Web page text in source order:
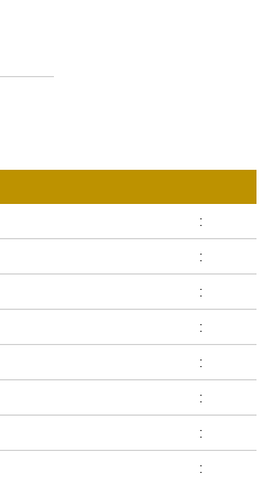
:
:
:
:
:
:
:
: